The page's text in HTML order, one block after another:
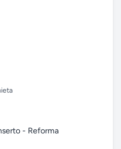
- Reforma